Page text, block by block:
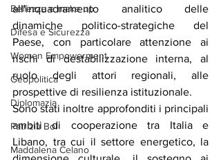
Bellezza e make up
Difesa e Sicurezza
Women Empowerment
Geopolitica
Diplomazia
Patrizia Boi
Maddalena Celano
all'inquadramento analitico delle
dinamiche politico-strategiche del
Paese, con particolare attenzione ai
rischi di destabilizzazione interna, al
ruolo degli attori regionali, alle
prospettive di resilienza istituzionale.
Sono stati inoltre approfonditi i principali
ambiti di cooperazione tra Italia e
Libano, tra cui il settore energetico, la